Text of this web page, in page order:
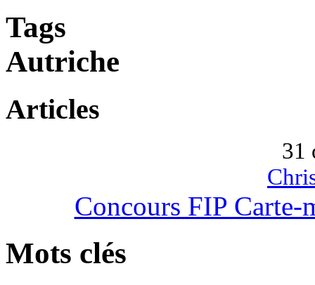
Tags
Autriche
Articles
31
Concours FIP Carte-
Mots clés